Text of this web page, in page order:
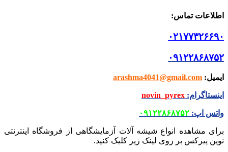
اطلاعات تماس:
۰۲۱۷۷۳۲۶۶۹۰
۰۹۱۲۲۸۶۸۷۵۲
ایمیل:
arashma4041@gmail.com
اینستاگرام:
novin_pyrex
واتس اپ: ۰۹۱۲۲۸۶۸۷۵۲
برای مشاهده انواع شیشه آلات آزمایشگاهی از فروشگاه اینترنتی
نوین پیرکس بر روی لینک زیر کلیک کنید.